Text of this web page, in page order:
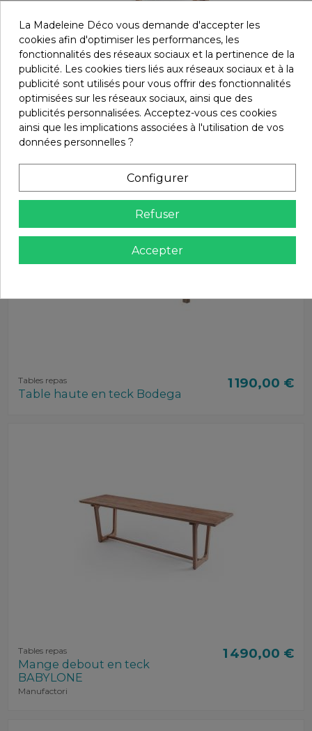
Tabourets et bancs
Banc en teck CANTINA
Manufactori
390,00 €
Tables repas
Table haute en teck Bodega
1 190,00 €
Tables repas
Mange debout en teck
BABYLONE
Manufactori
1 490,00 €
La Madeleine Déco vous demande d'accepter les
cookies afin d'optimiser les performances, les
fonctionnalités des réseaux sociaux et la pertinence de la
publicité. Les cookies tiers liés aux réseaux sociaux et à la
publicité sont utilisés pour vous offrir des fonctionnalités
optimisées sur les réseaux sociaux, ainsi que des
publicités personnalisées. Acceptez-vous ces cookies
ainsi que les implications associées à l'utilisation de vos
données personnelles ?
Configurer
Refuser
Accepter